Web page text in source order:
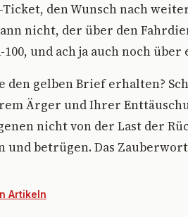
Ticket, den Wunsch nach
nicht, der über den
100, und ach ja auch noch
den gelben Brief erhalten?
Ärger und Ihrer
nicht von der Last der
und betrügen. Das
Artikeln